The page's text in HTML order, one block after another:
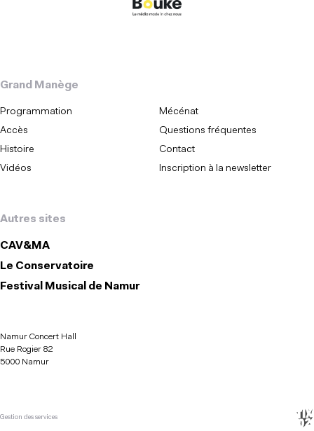
Autres sites
CAV&MA
Le Conservatoire
Festival Musical de Namur
Grand Manège
Programmation
Mécénat
Accès
Questions fréquentes
Histoire
Contact
Vidéos
Inscription à la newsletter
Namur Concert Hall
Rue Rogier 82
5000 Namur
Gestion des services